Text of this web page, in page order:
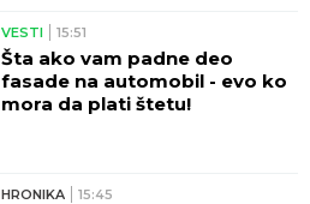
VESTI 15:51
Šta ako vam padne deo
fasade na automobil - evo ko
mora da plati štetu!
HRONIKA 15:45